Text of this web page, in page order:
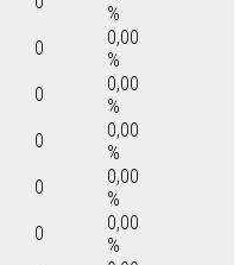
%
0
0,00
%
0
0,00
%
0
0,00
%
0
0,00
%
0
0,00
%